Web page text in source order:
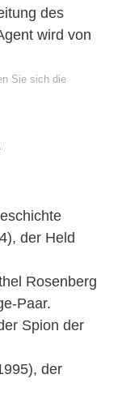
des
wird von
Sie sich die
der Held
Rosenberg
Paar.
Spion der
der